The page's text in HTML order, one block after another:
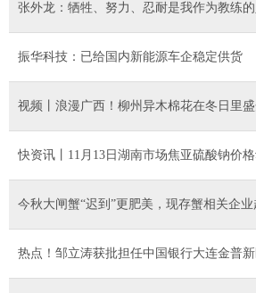
张外龙：牺牲、努力、忍耐是我作为教练
振华科技：已给国内新能源车企稳定供货
视频丨浪漫广西！柳州异木棉花在冬日里
快资讯丨11月13日湖南市场焦亚硫酸钠价
今秋大闸蟹“迟到”更肥美，现存蟹相关企
热点！邹立涛获批担任中国银行大连金普